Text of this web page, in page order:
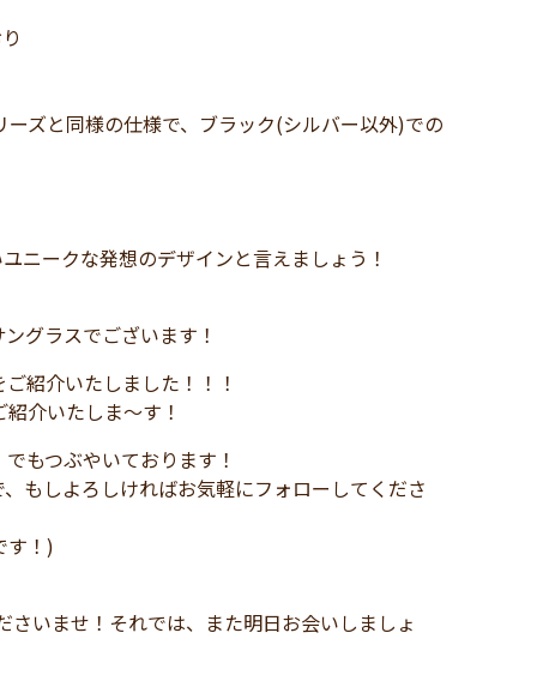
ーズと同様の仕様で、ブラック(シルバー以外)での
ニークな発想のデザインと言えましょう！
グラスでございます！
紹介いたしました！！！
紹介いたしま～す！
もつぶやいております！
もしよろしければお気軽にフォローしてくださ
す！)
いませ！それでは、また明日お会いしましょ